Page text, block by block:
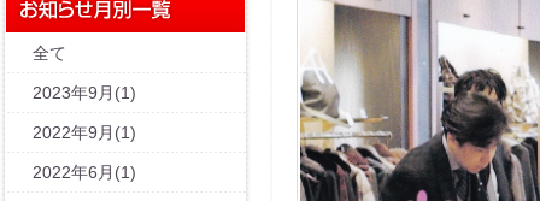
全て
2023年9月(1)
2022年9月(1)
2022年6月(1)